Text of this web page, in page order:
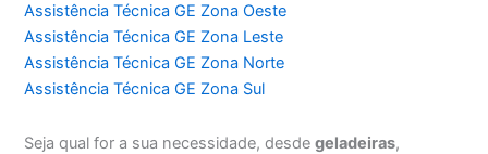
Assistência Técnica GE Zona Oeste
Assistência Técnica GE Zona Leste
Assistência Técnica GE Zona Norte
Assistência Técnica GE Zona Sul
Seja qual for a sua necessidade, desdegeladeiras,